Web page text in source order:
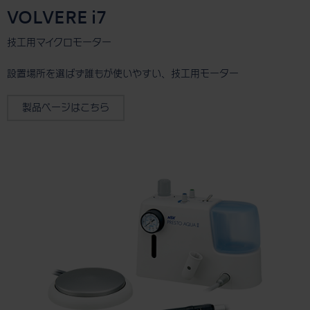
VOLVERE i7
技工用マイクロモーター
設置場所を選ばず誰もが使いやすい、技工用モーター
製品ページはこちら